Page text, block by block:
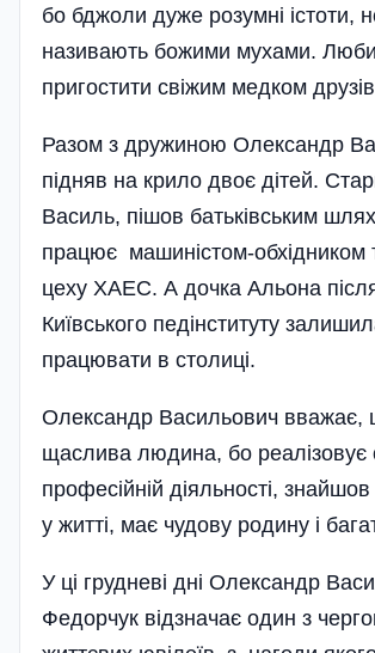
бо бджоли дуже розумні істоти,
називають божими мухами.
пригостити свіжим медком
Разом з дружиною Олександр
підняв на крило двоє дітей.
Василь, пішов батьківським
працює машиністом-обхідником
цеху ХАЕС. А дочка Альона
Київського педінституту
працювати в столиці.
Олександр Васильович вважає,
щаслива людина, бо реалізовує
професійній діяльності,
у житті, має чудову родину і
У ці грудневі дні Олександр
Федорчук відзначає один з